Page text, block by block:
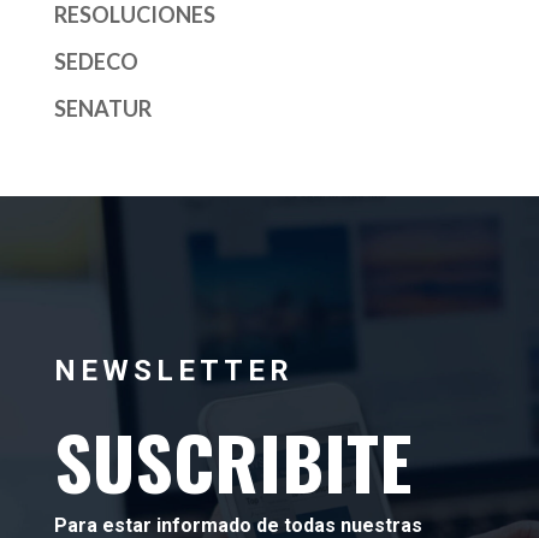
RESOLUCIONES
SEDECO
SENATUR
NEWSLETTER
SUSCRIBITE
Para estar informado de todas nuestras